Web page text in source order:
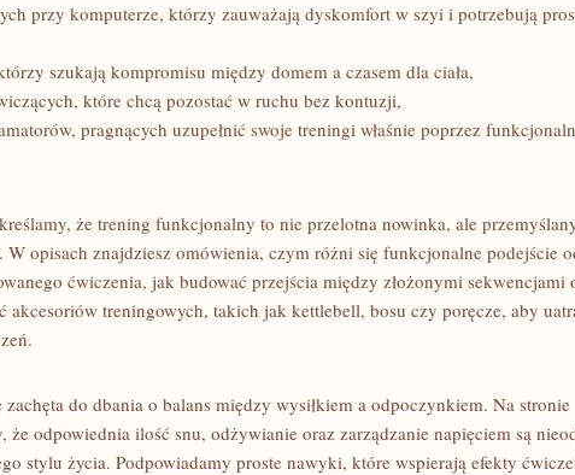
przy komputerze, którzy zauważają dyskomfort w szyi i potrzebują
szukają kompromisu między domem a czasem dla ciała,
które chcą pozostać w ruchu bez kontuzji,
pragnących uzupełnić swoje treningi właśnie poprzez
że trening funkcjonalny to nie przelotna nowinka, ale
W opisach znajdziesz omówienia, czym różni się funkcjonalne podejście
ćwiczenia, jak budować przejścia między złożonymi sekwencjami
akcesoriów treningowych, takich jak kettlebell, bosu czy poręcze, aby
zachęta do dbania o balans między wysiłkiem a odpoczynkiem. Na stronie
że odpowiednia ilość snu, odżywianie oraz zarządzanie napięciem są
stylu życia. Podpowiadamy proste nawyki, które wspierają efekty